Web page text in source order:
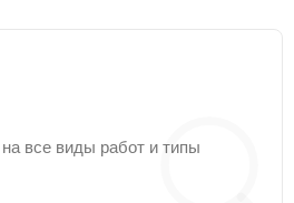
все виды работ и типы